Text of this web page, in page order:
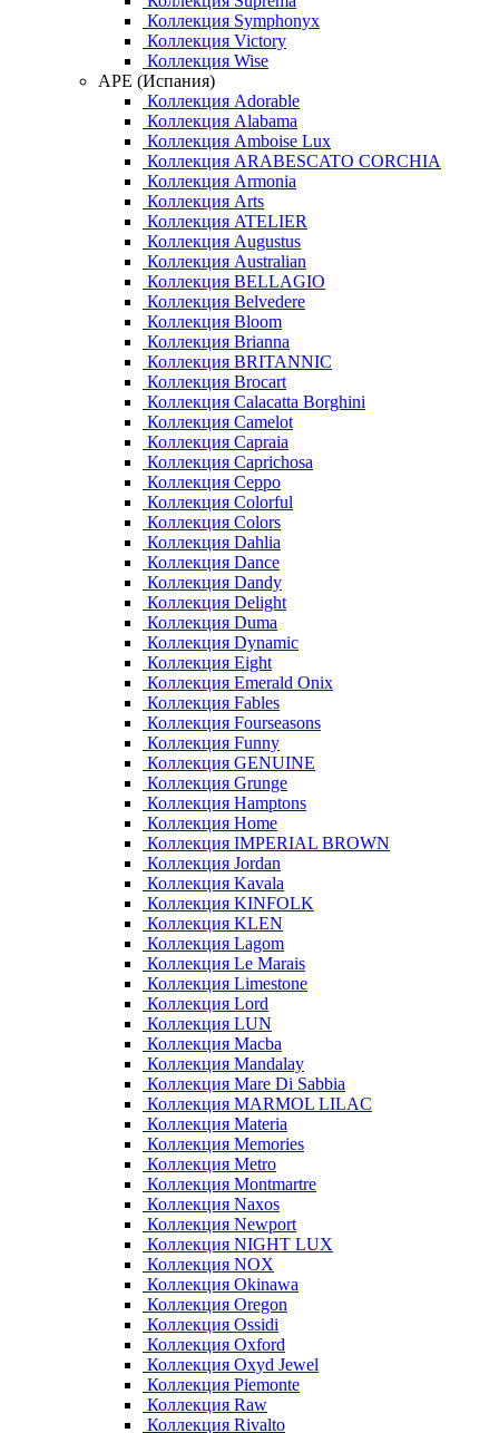
Коллекция Symphonyx
Коллекция Victory
Коллекция Wise
APE (Испания)
Коллекция Adorable
Коллекция Alabama
Коллекция Amboise Lux
Коллекция ARABESCATO CORCHIA
Коллекция Armonia
Коллекция Arts
Коллекция ATELIER
Коллекция Augustus
Коллекция Australian
Коллекция BELLAGIO
Коллекция Belvedere
Коллекция Bloom
Коллекция Brianna
Коллекция BRITANNIC
Коллекция Brocart
Коллекция Calacatta Borghini
Коллекция Camelot
Коллекция Capraia
Коллекция Caprichosa
Коллекция Ceppo
Коллекция Colorful
Коллекция Colors
Коллекция Dahlia
Коллекция Dance
Коллекция Dandy
Коллекция Delight
Коллекция Duma
Коллекция Dynamic
Коллекция Eight
Коллекция Emerald Onix
Коллекция Fables
Коллекция Fourseasons
Коллекция Funny
Коллекция GENUINE
Коллекция Grunge
Коллекция Hamptons
Коллекция Home
Коллекция IMPERIAL BROWN
Коллекция Jordan
Коллекция Kavala
Коллекция KINFOLK
Коллекция KLEN
Коллекция Lagom
Коллекция Le Marais
Коллекция Limestone
Коллекция Lord
Коллекция LUN
Коллекция Macba
Коллекция Mandalay
Коллекция Mare Di Sabbia
Коллекция MARMOL LILAC
Коллекция Materia
Коллекция Memories
Коллекция Metro
Коллекция Montmartre
Коллекция Naxos
Коллекция Newport
Коллекция NIGHT LUX
Коллекция NOX
Коллекция Okinawa
Коллекция Oregon
Коллекция Ossidi
Коллекция Oxford
Коллекция Oxyd Jewel
Коллекция Piemonte
Коллекция Raw
Коллекция Rivalto